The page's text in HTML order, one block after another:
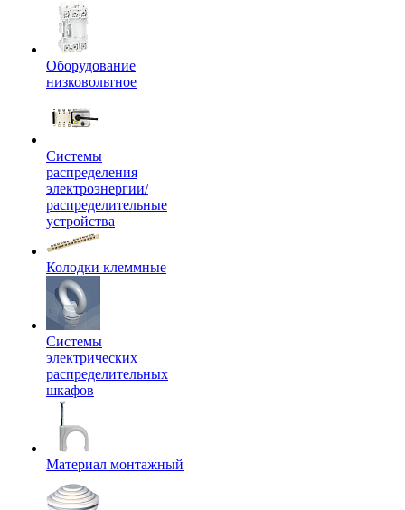
Оборудование
низковольтное
Системы
распределения
электроэнергии/
распределительные
устройства
Колодки клеммные
Системы
электрических
распределительных
шкафов
Материал монтажный